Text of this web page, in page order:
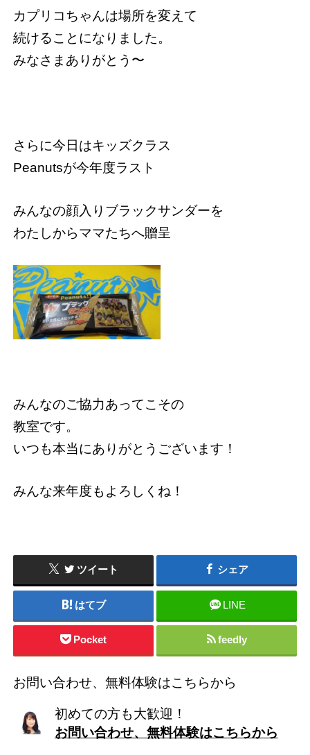
カプリコちゃんは場所を変えて
続けることになりました。
みなさまありがとう〜
さらに今日はキッズクラス
Peanutsが今年度ラスト
みんなの顔入りブラックサンダーを
わたしからママたちへ贈呈
みんなのご協力あってこその
教室です。
いつも本当にありがとうございます！
みんな来年度もよろしくね！
ツイート シェア
はてブ LINE
Pocket feedly
お問い合わせ、無料体験はこちらから
初めての方も大歓迎！
お問い合わせ、無料体験はこちらから